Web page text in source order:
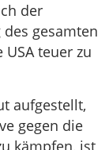
der
gesamten
teuer zu
aufgestellt,
gegen die
kämpfen, ist